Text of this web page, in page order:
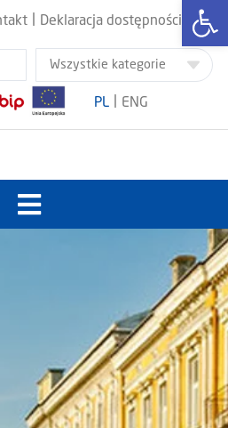
Deklaracja dostępności
PL ENG